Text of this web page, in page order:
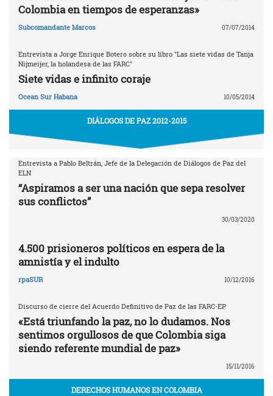
Colombia en tiempos de esperanzas»
Subcomandante Marcos 07/07/2014
Entrevista a Jorge Enrique Botero sobre su libro "Las siete vidas de Tanja
Nijmeijer, la holandesa de las FARC"
Siete vidas e infinito coraje
Ocean Sur Habana 10/05/2014
DIÁLOGOS DE PAZ 2012-2015
Entrevista a Pablo Beltrán, Jefe de la Delegación de Diálogos de Paz del
ELN
“Aspiramos a ser una nación que sepa resolver
sus conflictos”
30/03/2020
4.500 prisioneros políticos en espera de la
amnistía y el indulto
rpaSUR 10/12/2016
Discurso de cierre del Acuerdo Definitivo de Paz de las FARC-EP
«Está triunfando la paz, no lo dudamos. Nos
sentimos orgullosos de que Colombia siga
siendo referente mundial de paz»
15/11/2016
DERECHOS HUMANOS EN COLOMBIA